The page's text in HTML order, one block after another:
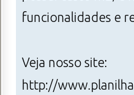
funcionalidades e
Veja nosso site:
http://